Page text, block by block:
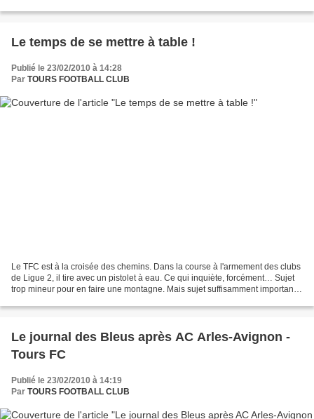
Le temps de se mettre à table !
Publié le 23/02/2010 à 14:28
Par TOURS FOOTBALL CLUB
Le TFC est à la croisée des chemins. Dans la course à l'armement des clubs
de Ligue 2, il tire avec un pistolet à eau. Ce qui inquiète, forcément… Sujet
trop mineur pour en faire une montagne. Mais sujet suffisamment important
Le journal des Bleus après AC Arles-Avignon -
Tours FC
Publié le 23/02/2010 à 14:19
Par TOURS FOOTBALL CLUB